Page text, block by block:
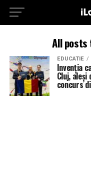
All posts
EDUCATIE
Invenția
Cluj,
concurs